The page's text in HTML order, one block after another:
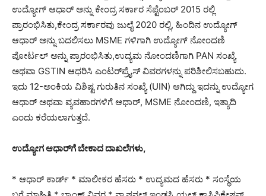
ಉದ್ಯೋಗ್ ಆಧಾರ್ ಅನ್ನು ಕೇಂದ್ರ ಸರ್ಕಾರ ಸೆಪ್ಟೆಂಬರ್ 2015 ರಲ್ಲಿ
ಪ್ರಾರಂಭಿಸಿತು,ಕೇಂದ್ರ ಸರ್ಕಾರವು ಜುಲೈ 2020 ರಲ್ಲಿ, ಹಿಂದಿನ ಉದ್ಯೋಗ್
ಆಧಾರ್ ಅನ್ನು ಬದಲಿಸಲು MSME ಗಳಿಗಾಗಿ ಉದ್ಯೋಗ್ ನೋಂದಣಿ
ಪೋರ್ಟಲ್ ಅನ್ನು ಪ್ರಾರಂಭಿಸಿತು,ಉದ್ಯಮ ನೋಂದಣಿಗಾಗಿ PAN ಸಂಖ್ಯೆ
ಅಥವಾ GSTIN ಆಧರಿಸಿ ಎಂಟರ್‌ಪ್ರೈಸ್ ವಿವರಗಳನ್ನು ಪರಿಶೀಲಿಸಬಹುದು.
ಇದು 12-ಅಂಕಿಯ ವಿಶಿಷ್ಟ ಗುರುತಿನ ಸಂಖ್ಯೆ (UIN) ಆಗಿದ್ದು ಇದನ್ನು ಉದ್ಯೋಗ
ಆಧಾರ್ ಅಥವಾ ವ್ಯವಹಾರಗಳಿಗೆ ಆಧಾರ್, MSME ನೋಂದಣಿ, ಇತ್ಯಾದಿ
ಎಂದು ಕರೆಯಲಾಗುತ್ತದೆ.
ಉದ್ಯೋಗ ಆಧಾರ್‌ಗೆ ಬೇಕಾದ ದಾಖಲೆಗಳು,
* ಆಧಾರ್ ಕಾರ್ಡ್ * ಮಾಲೀಕರ ಹೆಸರು * ಉದ್ಯಮದ ಹೆಸರು * ಸಂಸ್ಥೆಯ